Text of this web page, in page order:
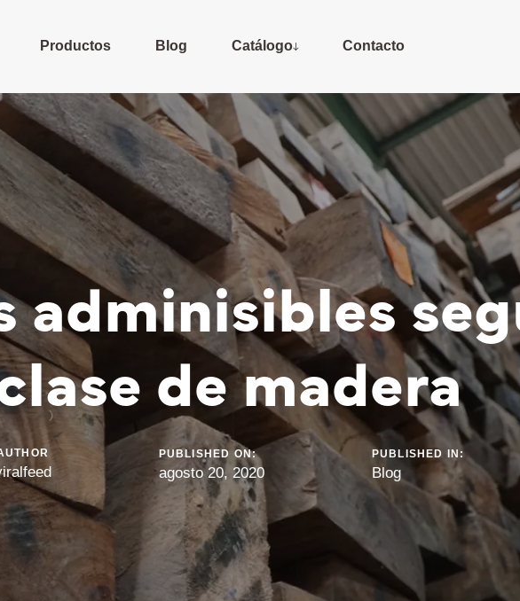
Productos Blog Catálogo Contacto
adminisibles
de madera
PUBLISHED ON:
agosto 20, 2020
PUBLISHED IN:
Blog